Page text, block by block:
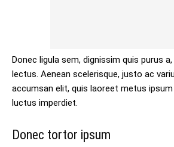
Donec ligula sem, dignissim quis purus
lectus. Aenean scelerisque, justo ac
accumsan elit, quis laoreet metus
luctus imperdiet.
Donec tortor ipsum